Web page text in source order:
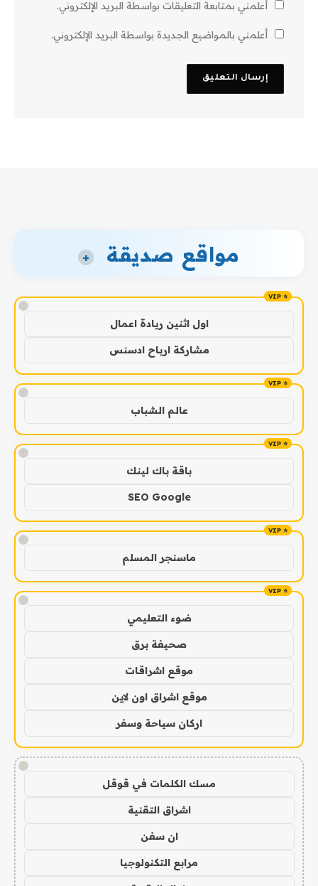
أعلمني بمتابعة التعليقات بواسطة البريد الإلكتروني.
أعلمني بالمواضيع الجديدة بواسطة البريد الإلكتروني.
مواقع صديقة +
!
اول اثنين ريادة اعمال
مشاركة ارباح ادسنس
!
عالم الشباب
!
باقة باك لينك
SEO Google
!
ماسنجر المسلم
!
ضوء التعليمي
صحيفة برق
موقع اشراقات
موقع اشراق اون لاين
اركان سياحة وسفر
!
مسك الكلمات في قوقل
اشراق التقنية
ان سفن
مرابع التكنولوجيا